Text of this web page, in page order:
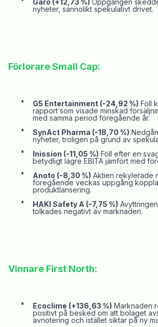
Garo (+12,73 %) Uppgången
nyheter, sannolikt spekulativt drivet.
Förlorare Small Cap:
• G5 Entertainment (-24,92 %) Föll
rapport som visade minskad
med samma period föregående år.
•
SynAct Pharma (-18,70 %)
nyheter, troligen på grund av
•
Inission (-11,05 %) Föll efter en
betydligt lägre EBITA jämfört med
•
Anoto (-8,30 %) Aktien rekylerade
föregående veckas uppgång
produktlansering.
•
HAKI Safety A (-7,75 %)
tolkades negativt av marknaden.
Vinnare First North:
• Ecoclime (+136,63 %) Marknaden
positivt på besked om att bolaget
avnotering och istället siktar på ny